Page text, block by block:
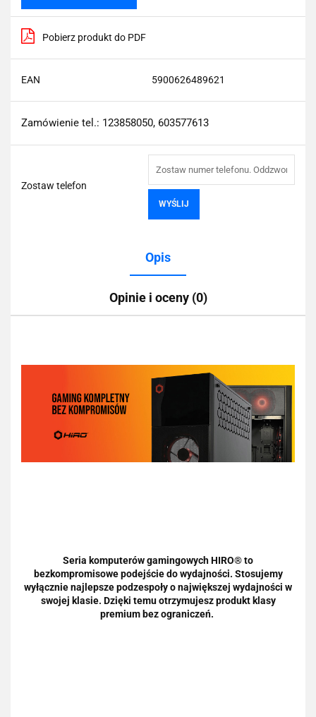
Pobierz produkt do PDF
EAN 5900626489621
Zamówienie tel.: 123858050, 603577613
Zostaw telefon
WYŚLIJ
Opis
Opinie i oceny (0)
Seria komputerów gamingowych HIRO® to
bezkompromisowe podejście do wydajności. Stosujemy
wyłącznie najlepsze podzespoły o największej wydajności w
swojej klasie. Dzięki temu otrzymujesz produkt klasy
premium bez ograniczeń.